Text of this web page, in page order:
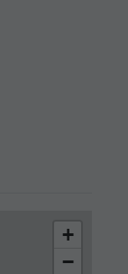
+
−